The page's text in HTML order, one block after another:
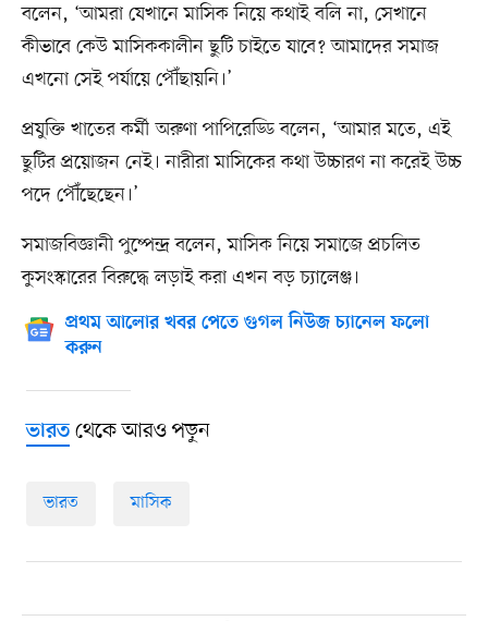
বলেন, ‘আমরা যেখানে মাসিক নিয়ে কথাই বলি না, সেখানে
কীভাবে কেউ মাসিককালীন ছুটি চাইতে যাবে? আমাদের সমাজ
এখনো সেই পর্যায়ে পৌঁছায়নি।’
প্রযুক্তি খাতের কর্মী অরুণা পাপিরেড্ডি বলেন, ‘আমার মতে, এই
ছুটির প্রয়োজন নেই। নারীরা মাসিকের কথা উচ্চারণ না করেই উচ্চ
পদে পৌঁছেছেন।’
সমাজবিজ্ঞানী পুষ্পেন্দ্র বলেন, মাসিক নিয়ে সমাজে প্রচলিত
কুসংস্কারের বিরুদ্ধে লড়াই করা এখন বড় চ্যালেঞ্জ।
প্রথম আলোর খবর পেতে গুগল নিউজ চ্যানেল ফলো
করুন
ভারতথেকে আরও পড়ুন
ভারত মাসিক